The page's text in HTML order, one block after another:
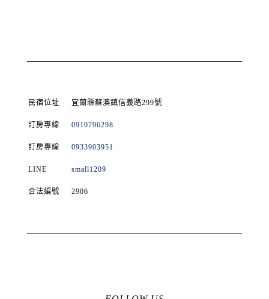
民宿位址 宜蘭縣蘇澳鎮信義路299號
訂房專線 0910796298
訂房專線 0933903951
LINE small1209
合法編號 2906